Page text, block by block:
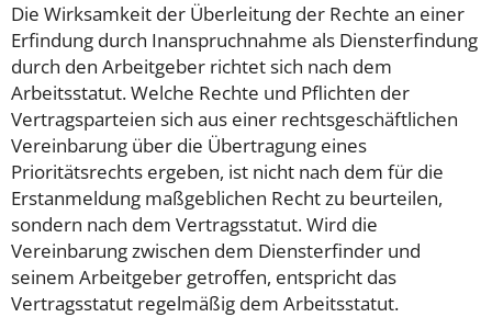
Die Wirksamkeit der Überleitung der Rechte an einer
Erfindung durch Inanspruchnahme als Diensterfindung
durch den Arbeitgeber richtet sich nach dem
Arbeitsstatut. Welche Rechte und Pflichten der
Vertragsparteien sich aus einer rechtsgeschäftlichen
Vereinbarung über die Übertragung eines
Prioritätsrechts ergeben, ist nicht nach dem für die
Erstanmeldung maßgeblichen Recht zu beurteilen,
sondern nach dem Vertragsstatut. Wird die
Vereinbarung zwischen dem Diensterfinder und
seinem Arbeitgeber getroffen, entspricht das
Vertragsstatut regelmäßig dem Arbeitsstatut.